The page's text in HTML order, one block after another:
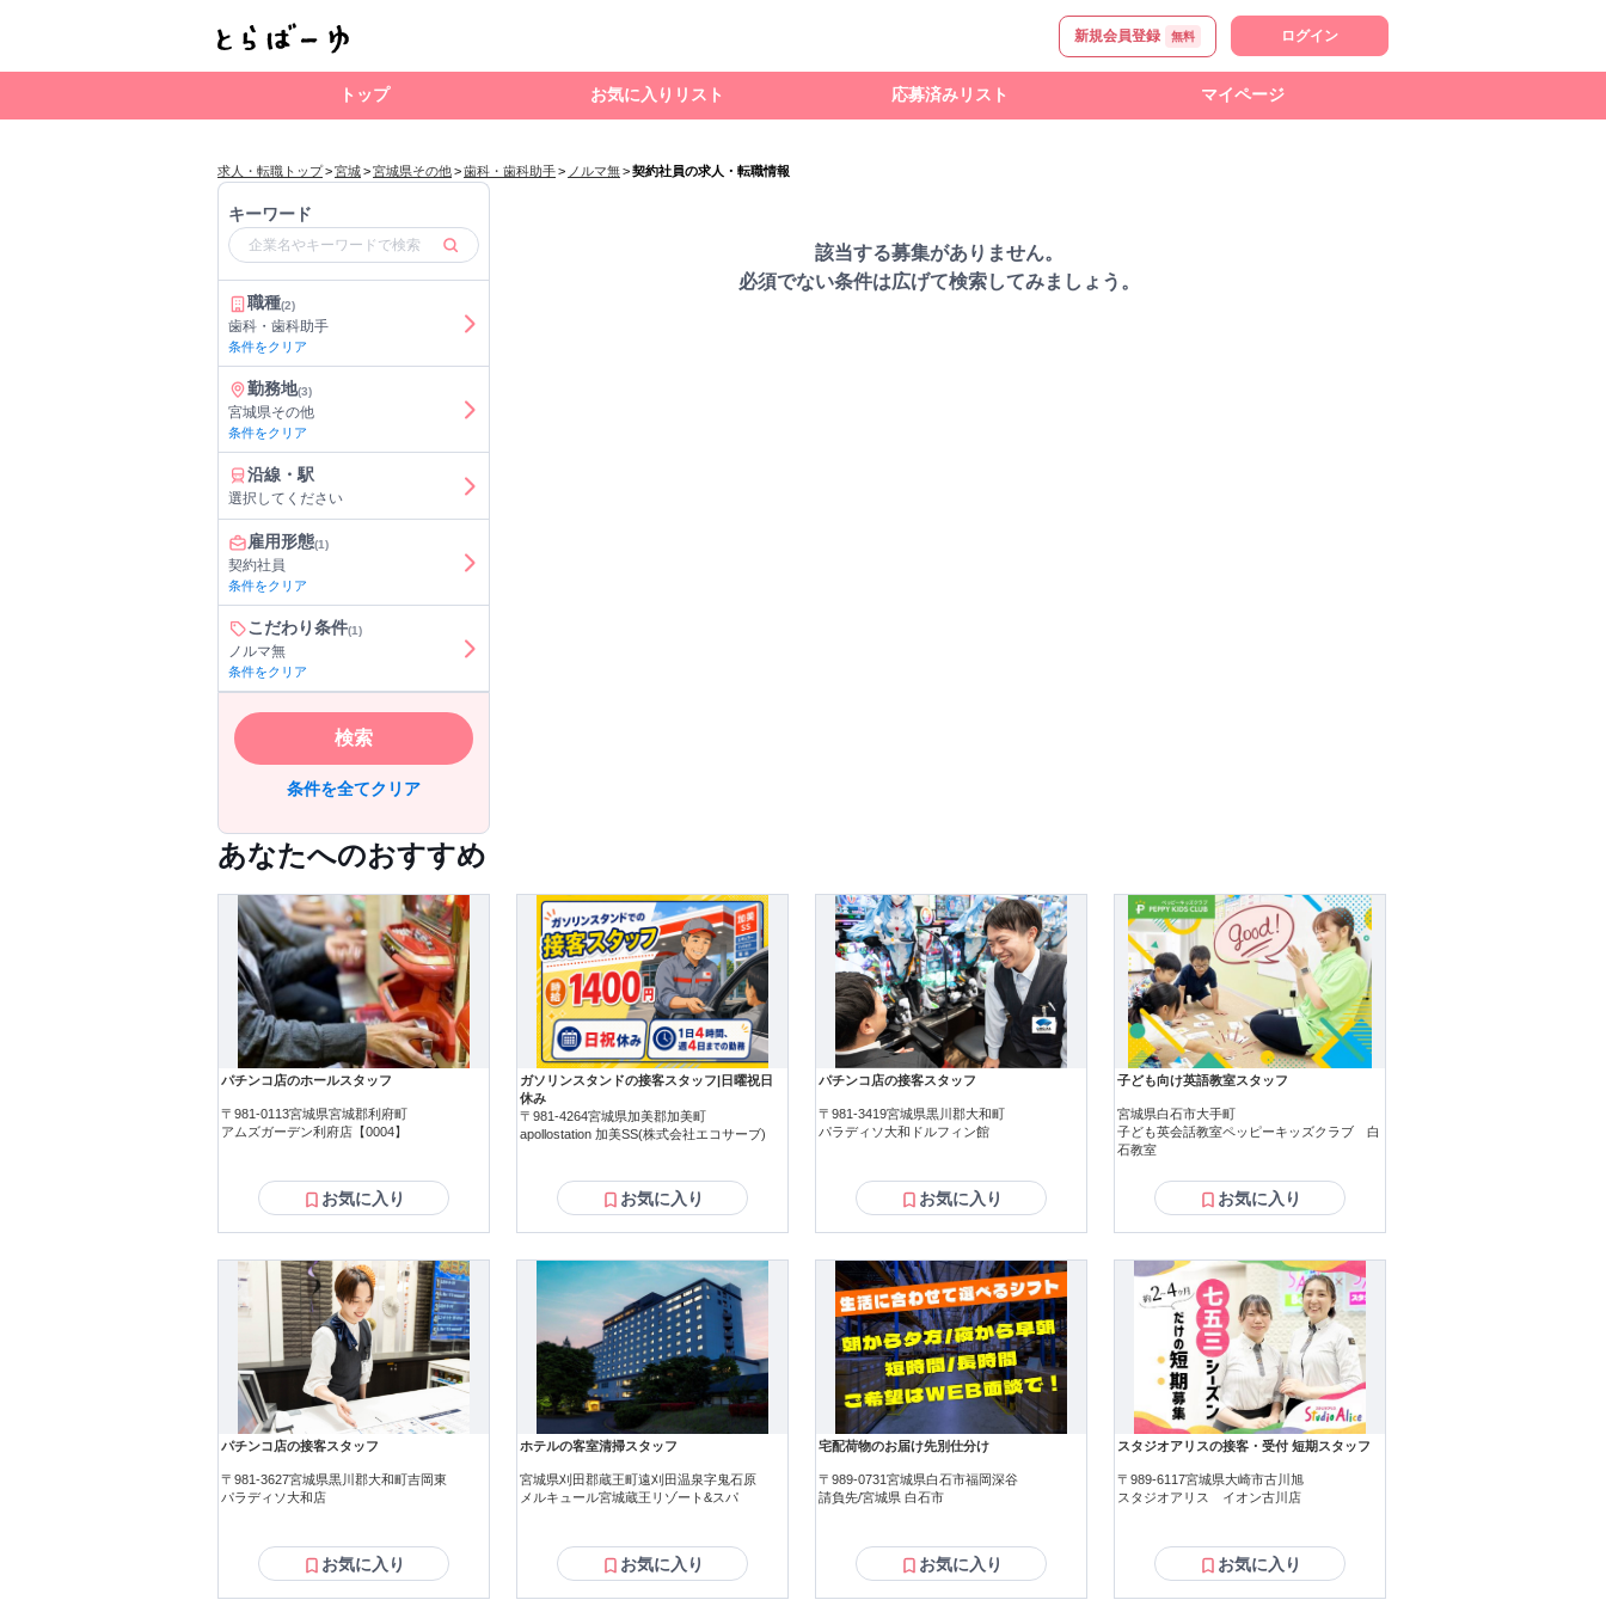
新規会員登録 無料 ログイン
トップ お気に入りリスト 応募済みリスト マイページ
求人・転職トップ>宮城>宮城県その他>歯科・歯科助手> ノルマ無>契約社員の求人・転職情報
キーワード
職種(2)
歯科・歯科助手
条件をクリア
勤務地(3)
宮城県その他
条件をクリア
沿線・駅
選択してください
雇用形態(1)
契約社員
条件をクリア
こだわり条件(1)
ノルマ無
条件をクリア
検索
条件を全てクリア
該当する募集がありません。
必須でない条件は広げて検索してみましょう。
あなたへのおすすめ
パチンコ店のホールスタッフ
〒981-0113宮城県宮城郡利府町
アムズガーデン利府店【0004】
お気に入り
ガソリンスタンドの接客スタッフ|日曜祝日
休み
〒981-4264宮城県加美郡加美町
apollostation 加美SS(株式会社エコサーブ)
お気に入り
パチンコ店の接客スタッフ
〒981-3419宮城県黒川郡大和町
パラディソ大和ドルフィン館
お気に入り
子ども向け英語教室スタッフ
宮城県白石市大手町
子ども英会話教室ペッピーキッズクラブ 白
石教室
お気に入り
パチンコ店の接客スタッフ
〒981-3627宮城県黒川郡大和町吉岡東
パラディソ大和店
お気に入り
ホテルの客室清掃スタッフ
宮城県刈田郡蔵王町遠刈田温泉字鬼石原
メルキュール宮城蔵王リゾート&スパ
お気に入り
宅配荷物のお届け先別仕分け
〒989-0731宮城県白石市福岡深谷
請負先/宮城県 白石市
お気に入り
スタジオアリスの接客・受付 短期スタッフ
〒989-6117宮城県大崎市古川旭
スタジオアリス イオン古川店
お気に入り